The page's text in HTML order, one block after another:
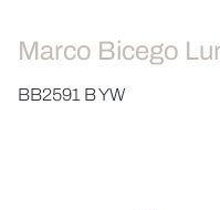
Marco Bicego
BB2591 B YW